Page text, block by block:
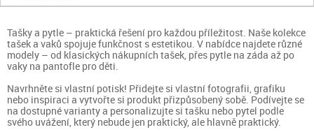
Tašky a pytle – praktická řešení pro každou příležitost. Naše kolekce
tašek a vaků spojuje funkčnost s estetikou. V nabídce najdete různé
modely – od klasických nákupních tašek, přes pytle na záda až po
vaky na pantofle pro děti.
Navrhněte si vlastní potisk! Přidejte si vlastní fotografii, grafiku
nebo inspiraci a vytvořte si produkt přizpůsobený sobě. Podívejte se
na dostupné varianty a personalizujte si tašku nebo pytel podle
svého uvážení, který nebude jen praktický, ale hlavně praktický.